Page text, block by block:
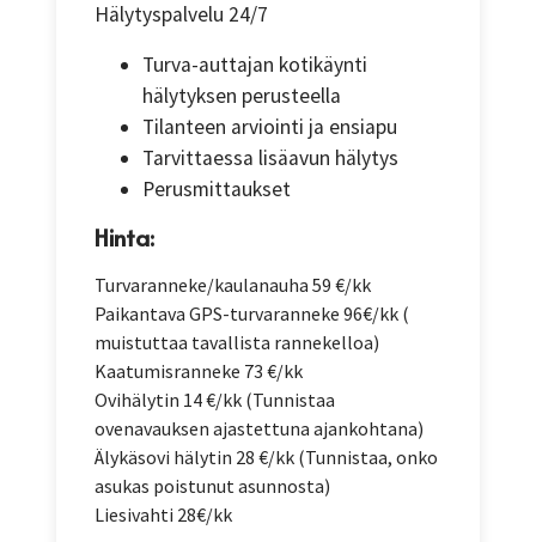
Hälytyspalvelu 24/7
Turva-auttajan kotikäynti
hälytyksen perusteella
Tilanteen arviointi ja ensiapu
Tarvittaessa lisäavun hälytys
Perusmittaukset
Hinta:
Turvaranneke/kaulanauha 59 €/kk
Paikantava GPS-turvaranneke 96€/kk (
muistuttaa tavallista rannekelloa)
Kaatumisranneke 73 €/kk
Ovihälytin 14 €/kk (Tunnistaa
ovenavauksen ajastettuna ajankohtana)
Älykäsovi hälytin 28 €/kk (Tunnistaa, onko
asukas poistunut asunnosta)
Liesivahti 28€/kk